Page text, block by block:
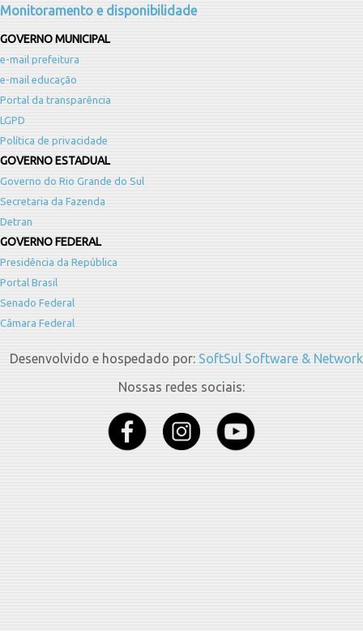
Monitoramento e disponibilidade
GOVERNO MUNICIPAL
e-mail prefeitura
e-mail educação
Portal da transparência
LGPD
Política de privacidade
GOVERNO ESTADUAL
Governo do Rio Grande do Sul
Secretaria da Fazenda
Detran
GOVERNO FEDERAL
Presidência da República
Portal Brasil
Senado Federal
Câmara Federal
Desenvolvido e hospedado por: SoftSul Software & Network
Nossas redes sociais: